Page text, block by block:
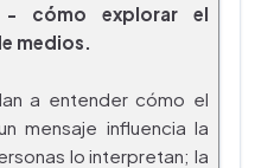
- cómo explorar el
medios.
a entender cómo el
mensaje influencia la
lo interpretan; la